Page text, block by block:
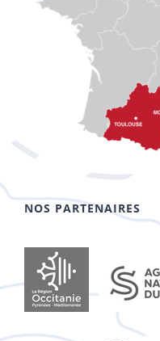
NOS PARTENAIRES